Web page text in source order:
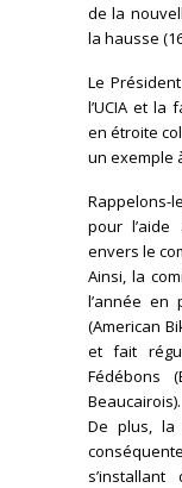
de la
la hausse
Le
l’UCIA et la
en étroite
un exemple
pour
envers le
Ainsi, la
l’année en
(American
et fait
Fédébons
Beaucairois).
De plus,